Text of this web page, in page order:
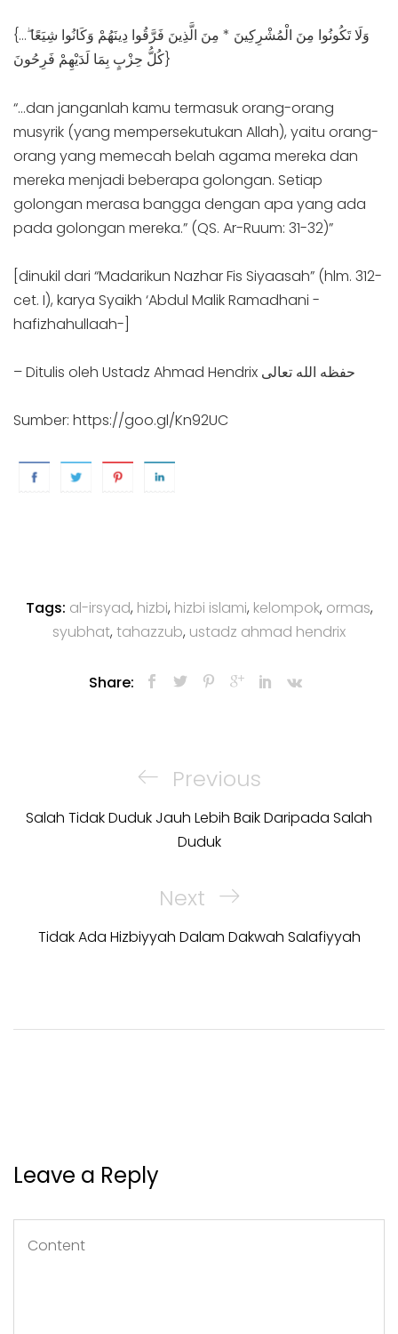
{…وَلَا تَكُونُوا مِنَ الْمُشْرِكِينَ * مِنَ الَّذِينَ فَرَّقُوا دِينَهُمْ وَكَانُوا شِيَعًا ۖ
كُلُّ حِزْبٍ بِمَا لَدَيْهِمْ فَرِحُونَ}
“…dan janganlah kamu termasuk orang-orang
musyrik (yang mempersekutukan Allah), yaitu orang-
orang yang memecah belah agama mereka dan
mereka menjadi beberapa golongan. Setiap
golongan merasa bangga dengan apa yang ada
pada golongan mereka.” (QS. Ar-Ruum: 31-32)”
[dinukil dari “Madarikun Nazhar Fis Siyaasah” (hlm. 312-
cet. I), karya Syaikh ‘Abdul Malik Ramadhani -
hafizhahullaah-]
– Ditulis oleh Ustadz Ahmad Hendrix حفظه الله تعالى
Sumber: https://goo.gl/Kn92UC
Tags: al-irsyad, hizbi, hizbi islami, kelompok, ormas,
syubhat, tahazzub, ustadz ahmad hendrix
Share:
navigationPrevious
Post
Previous
Salah Tidak Duduk Jauh Lebih Baik Daripada Salah
Duduk
Next
Post
Next
Tidak Ada Hizbiyyah Dalam Dakwah Salafiyyah
Leave a Reply